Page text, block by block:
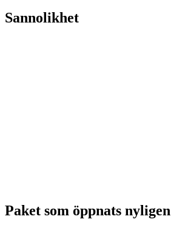
Sannolikhet
Paket som öppnats nyligen